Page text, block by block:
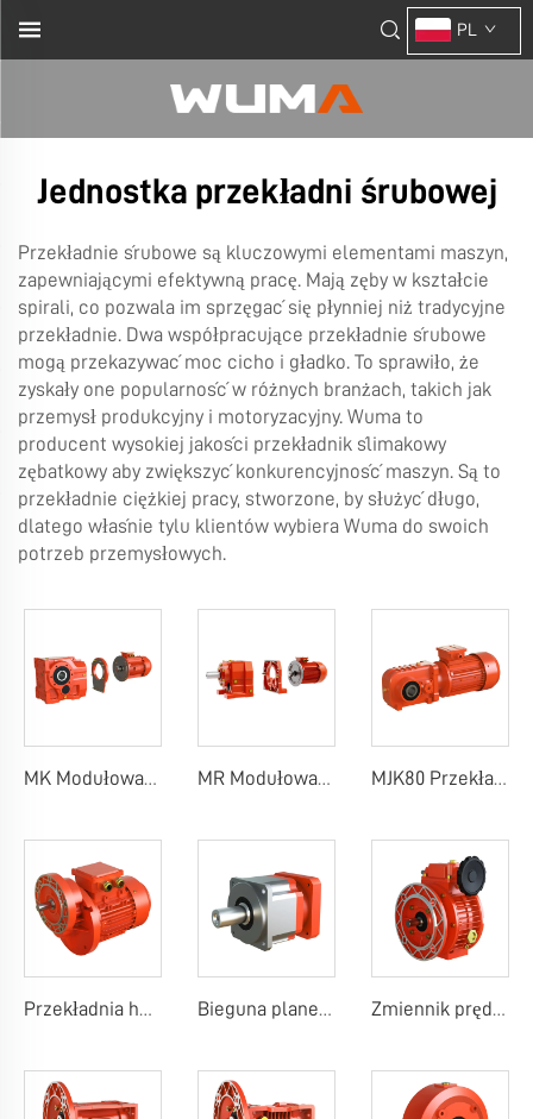
PL
Jednostka przekładni śrubowej
Przekładnie śrubowe są kluczowymi elementami maszyn,
zapewniającymi efektywną pracę. Mają zęby w kształcie
spirali, co pozwala im sprzęgać się płynniej niż tradycyjne
przekładnie. Dwa współpracujące przekładnie śrubowe
mogą przekazywać moc cicho i gładko. To sprawiło, że
zyskały one popularność w różnych branżach, takich jak
przemysł produkcyjny i motoryzacyjny. Wuma to
producent wysokiej jakości przekładnik ślimakowy
zębatkowy aby zwiększyć konkurencyjność maszyn. Są to
przekładnie ciężkiej pracy, stworzone, by służyć długo,
dlatego właśnie tylu klientów wybiera Wuma do swoich
potrzeb przemysłowych.
MK Modułowa przekładnia stożkowo-ślimakowa MR Modułowa przekładnia inline ślimakowa MJK80 Przekładnia ślimakowa
Przekładnia helikalna PC Pre-stage Bieguna planetarna Zmiennik prędkości MB MBN